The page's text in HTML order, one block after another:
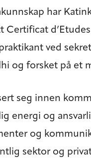
har
ved
og forsket på et
seg innen
energi og
og
sektor og